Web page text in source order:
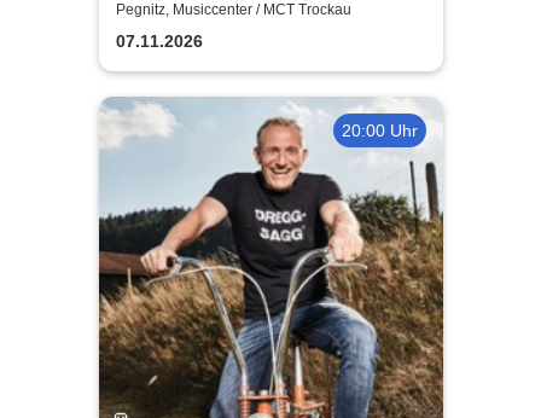
Pegnitz, Musiccenter / MCT Trockau
07.11.2026
20:00 Uhr